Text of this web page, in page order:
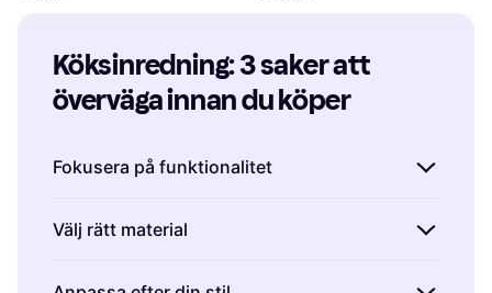
Köksinredning: 3 saker att
överväga innan du köper
Fokusera på funktionalitet
tänka på hur du använder ditt kök dagligen.
Fundera över vilka funktioner som är mest
Välj rätt material